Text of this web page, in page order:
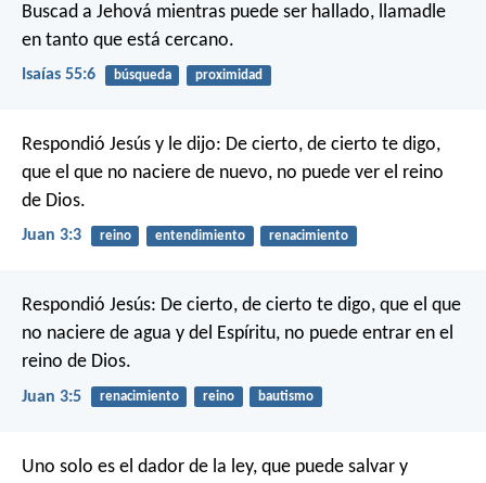
Buscad a Jehová mientras puede ser hallado, llamadle
en tanto que está cercano.
Isaías 55:6 búsqueda proximidad
Respondió Jesús y le dijo: De cierto, de cierto te digo,
que el que no naciere de nuevo, no puede ver el reino
de Dios.
Juan 3:3 reino entendimiento renacimiento
Respondió Jesús: De cierto, de cierto te digo, que el que
no naciere de agua y del Espíritu, no puede entrar en el
reino de Dios.
Juan 3:5 renacimiento reino bautismo
Uno solo es el dador de la ley, que puede salvar y